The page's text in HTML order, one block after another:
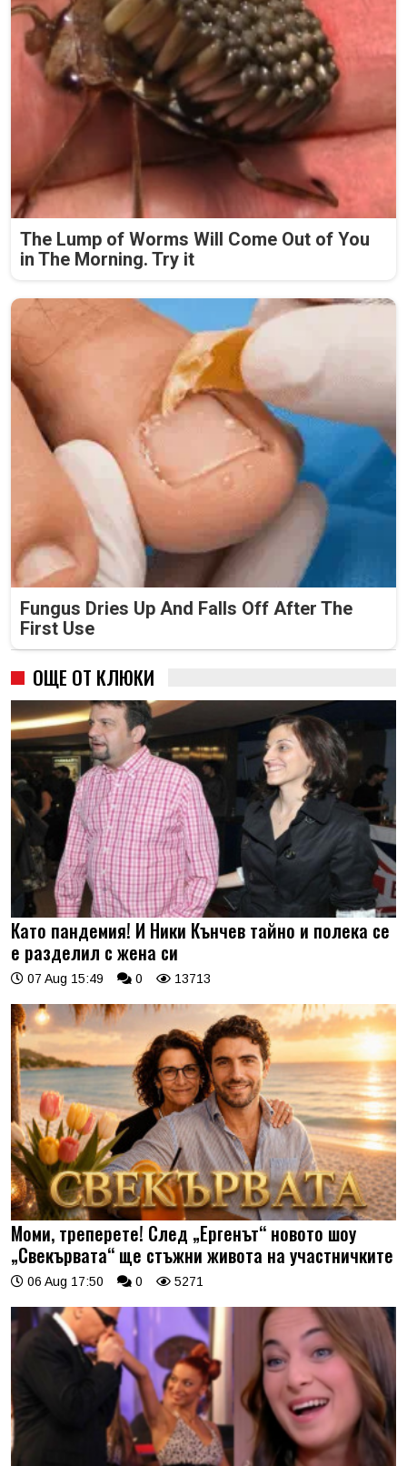
The Lump of Worms Will Come Out of You
in The Morning. Try it
Fungus Dries Up And Falls Off After The
First Use
ОЩЕ ОТ КЛЮКИ
Като пандемия! И Ники Кънчев тайно и полека се
е разделил с жена си
07 Aug 15:49 0 13713
Моми, треперете! След „Ергенът“ новото шоу
„Свекървата“ ще стъжни живота на участничките
06 Aug 17:50 0 5271